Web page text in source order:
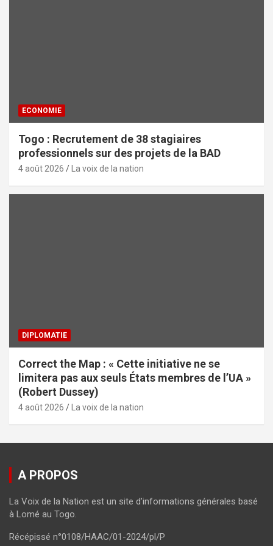
ECONOMIE
Togo : Recrutement de 38 stagiaires
professionnels sur des projets de la BAD
4 août 2026 La voix de la nation
DIPLOMATIE
Correct the Map : « Cette initiative ne se
limitera pas aux seuls États membres de l’UA »
(Robert Dussey)
4 août 2026 La voix de la nation
A PROPOS
La Voix de la Nation est un site d’informations générales basé
à Lomé au Togo.
Récépissé n°0108/HAAC/01-2024/pl/P